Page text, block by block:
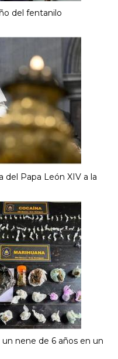
del fentanilo
del Papa León XIV a la
nene de 6 años en un